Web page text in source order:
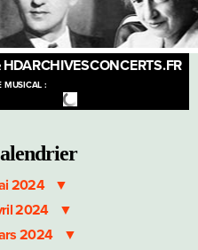
HDARCHIVESCONCERTS.FR
MUSICAL :
2024
2024
2024